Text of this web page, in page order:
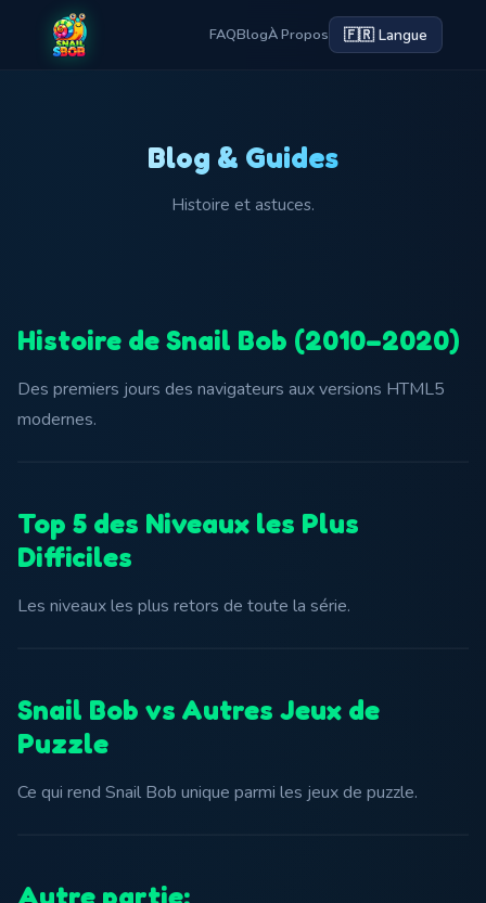
FAQBlogÀ Propos 🇫🇷 Langue
Blog & Guides
Histoire et astuces.
Histoire de Snail Bob (2010–2020)
Des premiers jours des navigateurs aux versions HTML5
modernes.
Top 5 des Niveaux les Plus
Difficiles
Les niveaux les plus retors de toute la série.
Snail Bob vs Autres Jeux de
Puzzle
Ce qui rend Snail Bob unique parmi les jeux de puzzle.
Autre partie: